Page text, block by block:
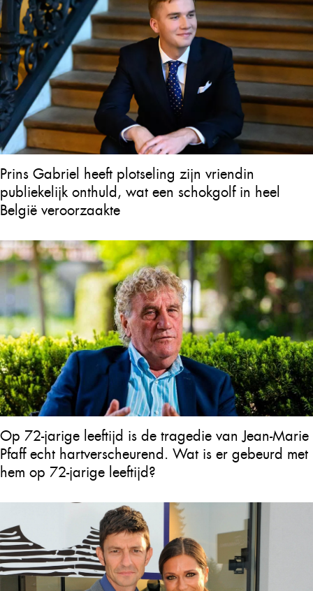
Prins Gabriel heeft plotseling zijn vriendin
publiekelijk onthuld, wat een schokgolf in heel
België veroorzaakte
Op 72-jarige leeftijd is de tragedie van Jean-Marie
Pfaff echt hartverscheurend. Wat is er gebeurd met
hem op 72-jarige leeftijd?